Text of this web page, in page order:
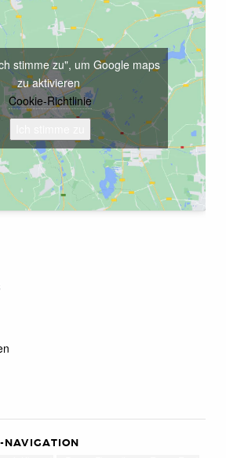
stimme zu", um Google maps
zu aktivieren
Cookie-Richtlinie
NAVIGATION